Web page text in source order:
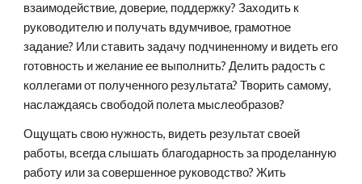
взаимодействие, доверие, поддержку? Заходить к
руководителю и получать вдумчивое, грамотное
задание? Или ставить задачу подчиненному и видеть его
готовность и желание ее выполнить? Делить радость с
коллегами от полученного результата? Творить самому,
наслаждаясь свободой полета мыслеобразов?
Ощущать свою нужность, видеть результат своей
работы, всегда слышать благодарность за проделанную
работу или за совершенное руководство? Жить